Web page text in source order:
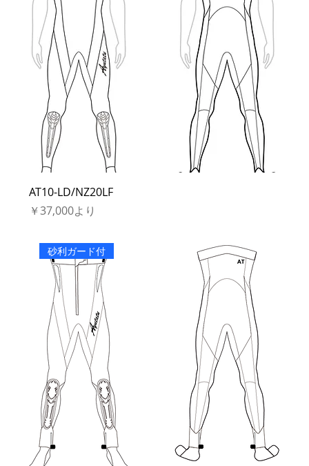
AT10-LD/NZ20LF
￥37,000より
セール価格
砂利ガード付